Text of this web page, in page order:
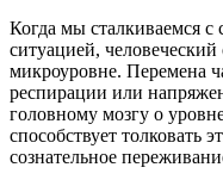
Когда мы сталкиваемся
ситуацией,
микроуровне. Перемена
респирации или
головному мозгу о
способствует толковать
сознательное